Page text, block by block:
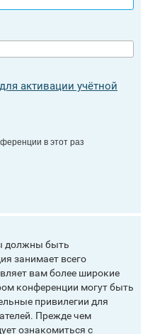
активации учётной
в этот раз
должны быть
занимает всего
вам более широкие
конференции могут быть
привилегии для
Прежде чем
ознакомиться с